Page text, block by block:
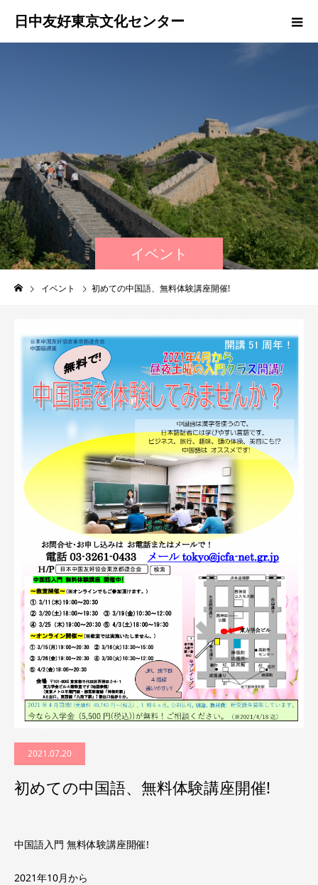
日中友好東京文化センター
イベント
イベント 初めての中国語、無料体験講座開催!
2021.07.20
初めての中国語、無料体験講座開催!
中国語入門 無料体験講座開催!
2021年10月から